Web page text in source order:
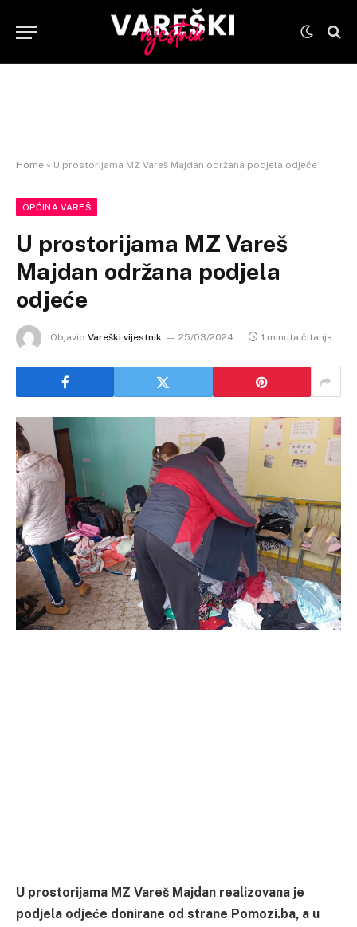
Home » U prostorijama MZ Vareš Majdan održana podjela odjeće
OPĆINA VAREŠ
U prostorijama MZ Vareš
Majdan održana podjela
odjeće
Objavio Vareški vijestnik 25/03/2024 1 minuta čitanja
U prostorijama MZ Vareš Majdan realizovana je
podjela odjeće donirane od strane Pomozi.ba, a u